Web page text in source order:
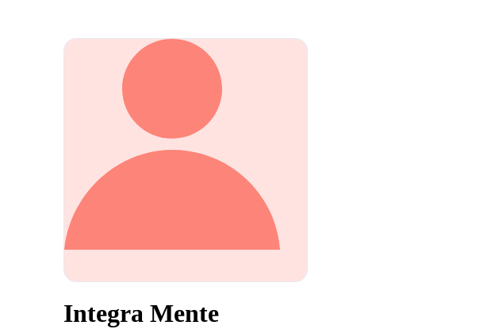
Integra Mente